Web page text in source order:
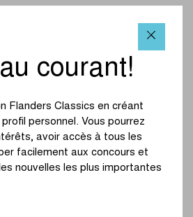
a Bike
courant!
Flanders Classics en créant
personnel. Vous pourrez
avoir accès à tous les
facilement aux concours et
nouvelles les plus importantes